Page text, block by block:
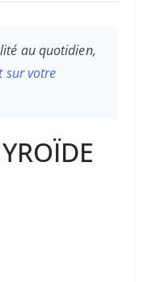
au quotidien,
sur votre